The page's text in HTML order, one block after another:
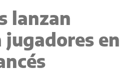
lanzan
jugadores en